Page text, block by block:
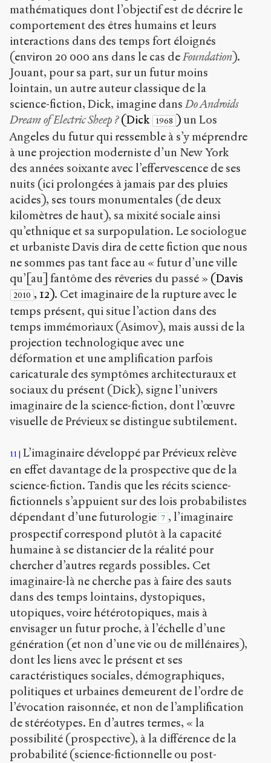
mathématiques dont l’objectif est de décrire le
comportement des êtres humains et leurs
interactions dans des temps fort éloignés
(environ 20 000 ans dans le cas de Foundation).
Jouant, pour sa part, sur un futur moins
lointain, un autre auteur classique de la
science-fiction, Dick, imagine dans Do Androids
Dream of Electric Sheep ? (Dick 1968 )un Los
Angeles du futur qui ressemble à s’y méprendre
à une projection moderniste d’un New York
des années soixante avec l’effervescence de ses
nuits (ici prolongées à jamais par des pluies
acides), ses tours monumentales (de deux
kilomètres de haut), sa mixité sociale ainsi
qu’ethnique et sa surpopulation. Le sociologue
et urbaniste Davis dira de cette fiction que nous
ne sommes pas tant face au « futur d’une ville
qu’[au] fantôme des rêveries du passé » (Davis
2010 , 12). Cet imaginaire de la rupture avec le
temps présent, qui situe l’action dans des
temps immémoriaux (Asimov), mais aussi de la
projection technologique avec une
déformation et une amplification parfois
caricaturale des symptômes architecturaux et
sociaux du présent (Dick), signe l’univers
imaginaire de la science-fiction, dont l’œuvre
visuelle de Prévieux se distingue subtilement.
11 L’imaginaire développé par Prévieux relève
en effet davantage de la prospective que de la
science-fiction. Tandis que les récits science-
fictionnels s’appuient sur des lois probabilistes
dépendant d’une futurologie 7 , l’imaginaire
prospectif correspond plutôt à la capacité
humaine à se distancier de la réalité pour
chercher d’autres regards possibles. Cet
imaginaire-là ne cherche pas à faire des sauts
dans des temps lointains, dystopiques,
utopiques, voire hétérotopiques, mais à
envisager un futur proche, à l’échelle d’une
génération (et non d’une vie ou de millénaires),
dont les liens avec le présent et ses
caractéristiques sociales, démographiques,
politiques et urbaines demeurent de l’ordre de
l’évocation raisonnée, et non de l’amplification
de stéréotypes. En d’autres termes, « la
possibilité (prospective), à la différence de la
probabilité (science-fictionnelle ou post-